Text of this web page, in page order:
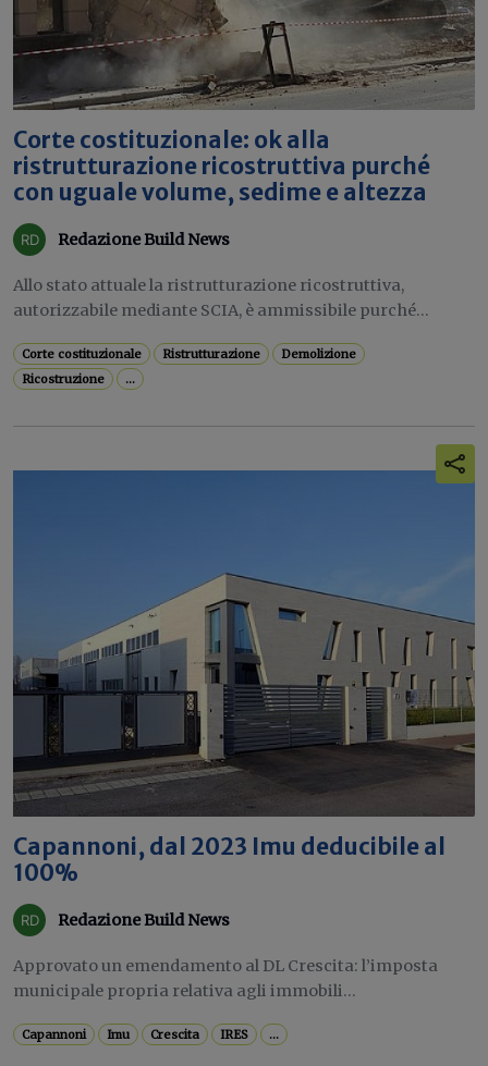
Corte costituzionale: ok alla
ristrutturazione ricostruttiva purché
con uguale volume, sedime e altezza
Redazione Build News
Allo stato attuale la ristrutturazione ricostruttiva,
autorizzabile mediante SCIA, è ammissibile purché...
Corte costituzionale Ristrutturazione
Demolizione
Ricostruzione
...
Capannoni, dal 2023 Imu deducibile al
100%
Redazione Build News
Approvato un emendamento al DL Crescita: l’imposta
municipale propria relativa agli immobili...
Capannoni Imu Crescita IRES ...